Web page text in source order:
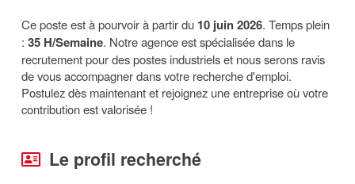
Ce poste est à pourvoir à partir du 10 juin 2026. Temps plein
: 35 H/Semaine. Notre agence est spécialisée dans le
recrutement pour des postes industriels et nous serons ravis
de vous accompagner dans votre recherche d'emploi.
Postulez dès maintenant et rejoignez une entreprise où votre
contribution est valorisée !
Le profil recherché